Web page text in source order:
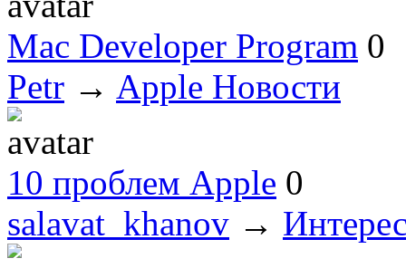
Mac Developer Program 0
Petr → Apple Новости
10 проблем Apple 0
salavat_khanov →